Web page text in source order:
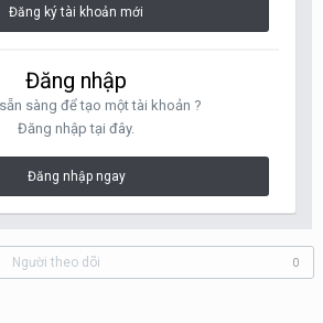
Đăng ký tài khoản mới
Đăng nhập
sàng để tạo một tài khoản ?
Đăng nhập tại đây.
Đăng nhập ngay
Người theo dõi 0